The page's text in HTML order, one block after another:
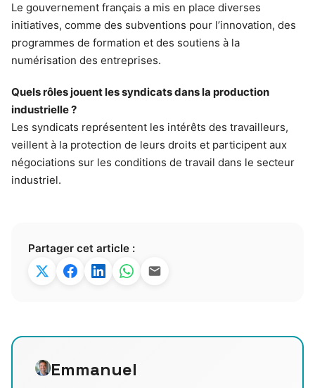
Le gouvernement français a mis en place diverses
initiatives, comme des subventions pour l’innovation, des
programmes de formation et des soutiens à la
numérisation des entreprises.
Quels rôles jouent les syndicats dans la production
industrielle ?
Les syndicats représentent les intérêts des travailleurs,
veillent à la protection de leurs droits et participent aux
négociations sur les conditions de travail dans le secteur
industriel.
Partager cet article :
Emmanuel